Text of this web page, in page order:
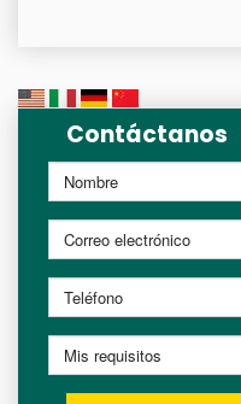
Contáctanos